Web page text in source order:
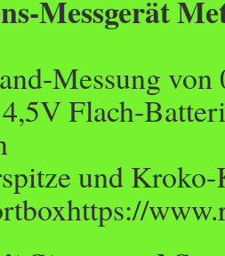
Messgerät
Messung
Flach-
und